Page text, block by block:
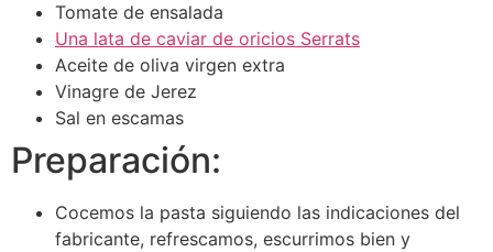
Tomate de ensalada
Una lata de caviar de oricios Serrats
Aceite de oliva virgen extra
Vinagre de Jerez
Sal en escamas
Preparación:
Cocemos la pasta siguiendo las indicaciones del
fabricante, refrescamos, escurrimos bien y